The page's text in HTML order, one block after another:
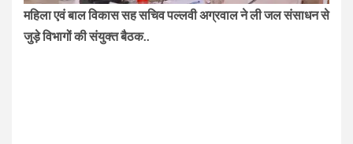
महिला एवं बाल विकास सह सचिव पल्लवी अग्रवाल ने ली जल संसाधन से
जुड़े विभागों की संयुक्त बैठक..